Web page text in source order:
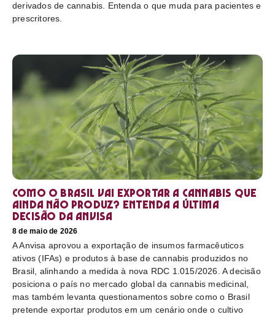
derivados de cannabis. Entenda o que muda para pacientes e
prescritores.
Como o Brasil vai exportar a cannabis que
ainda não produz? Entenda a última
decisão da Anvisa
8 de maio de 2026
A Anvisa aprovou a exportação de insumos farmacêuticos
ativos (IFAs) e produtos à base de cannabis produzidos no
Brasil, alinhando a medida à nova RDC 1.015/2026. A decisão
posiciona o país no mercado global da cannabis medicinal,
mas também levanta questionamentos sobre como o Brasil
pretende exportar produtos em um cenário onde o cultivo